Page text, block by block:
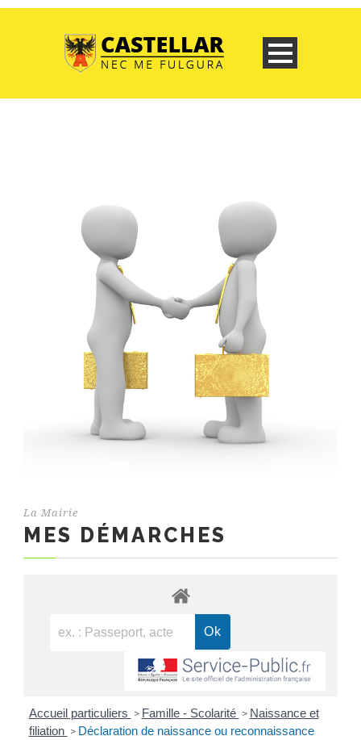
La Mairie
MES DÉMARCHES
Accueil particuliers > Famille - Scolarité > Naissance et
filiation > Déclaration de naissance ou reconnaissance